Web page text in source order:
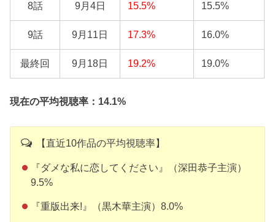
8話 9月4日 15.5% 15.5%
9話 9月11日 17.3% 16.0%
最終回 9月18日 19.2% 19.0%
現在の平均視聴率：14.1%
【直近10作品の平均視聴率】
『ダメな私に恋してください』（深田恭子主演）
9.5%
『重版出来!』（黒木華主演）8.0%